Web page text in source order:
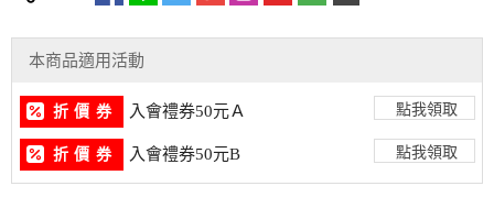
本商品適用活動
折 價 券 入會禮券50元Ａ 點我領取
折 價 券 入會禮券50元B 點我領取